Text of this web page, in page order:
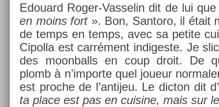
Edouard Roger-Vasselin dit de lui
en moins fort». Bon, San­toro, il était
de temps en temps, avec sa petite
Cipol­la est carrément in­diges­te. Je
des moon­balls en coup droit. De
plomb à n’im­porte quel joueur
est pro­che de l’an­tijeu. Le di­cton dit
ta place est pas en cuisine, mais sur